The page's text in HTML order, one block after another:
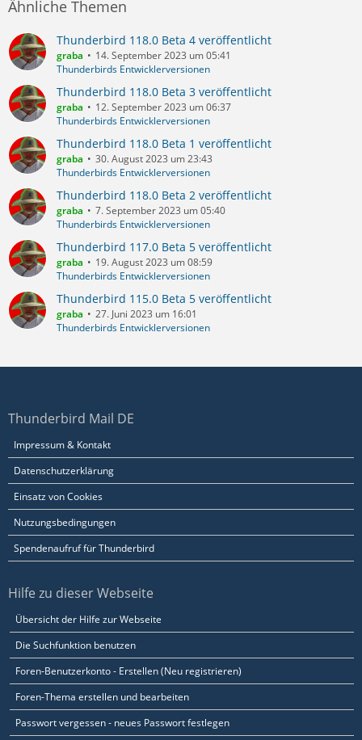
Ähnliche Themen
Thunderbird 118.0 Beta 4 veröffentlicht
graba
14. September 2023 um 05:41
Thunderbirds Entwicklerversionen
Thunderbird 118.0 Beta 3 veröffentlicht
graba
12. September 2023 um 06:37
Thunderbirds Entwicklerversionen
Thunderbird 118.0 Beta 1 veröffentlicht
graba
30. August 2023 um 23:43
Thunderbirds Entwicklerversionen
Thunderbird 118.0 Beta 2 veröffentlicht
graba
7. September 2023 um 05:40
Thunderbirds Entwicklerversionen
Thunderbird 117.0 Beta 5 veröffentlicht
graba
19. August 2023 um 08:59
Thunderbirds Entwicklerversionen
Thunderbird 115.0 Beta 5 veröffentlicht
graba
27. Juni 2023 um 16:01
Thunderbirds Entwicklerversionen
Thunderbird Mail DE
Impressum & Kontakt
Datenschutzerklärung
Einsatz von Cookies
Nutzungsbedingungen
Spendenaufruf für Thunderbird
Hilfe zu dieser Webseite
Übersicht der Hilfe zur Webseite
Die Suchfunktion benutzen
Foren-Benutzerkonto - Erstellen (Neu registrieren)
Foren-Thema erstellen und bearbeiten
Passwort vergessen - neues Passwort festlegen